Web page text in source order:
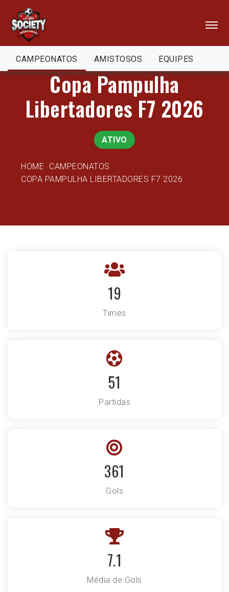
CAMPEONATOS AMISTOSOS EQUIPES
Copa Pampulha
Libertadores F7 2026
ATIVO
HOME
CAMPEONATOS
COPA PAMPULHA LIBERTADORES F7 2026
19
Times
51
Partidas
361
Gols
7.1
Média de Gols